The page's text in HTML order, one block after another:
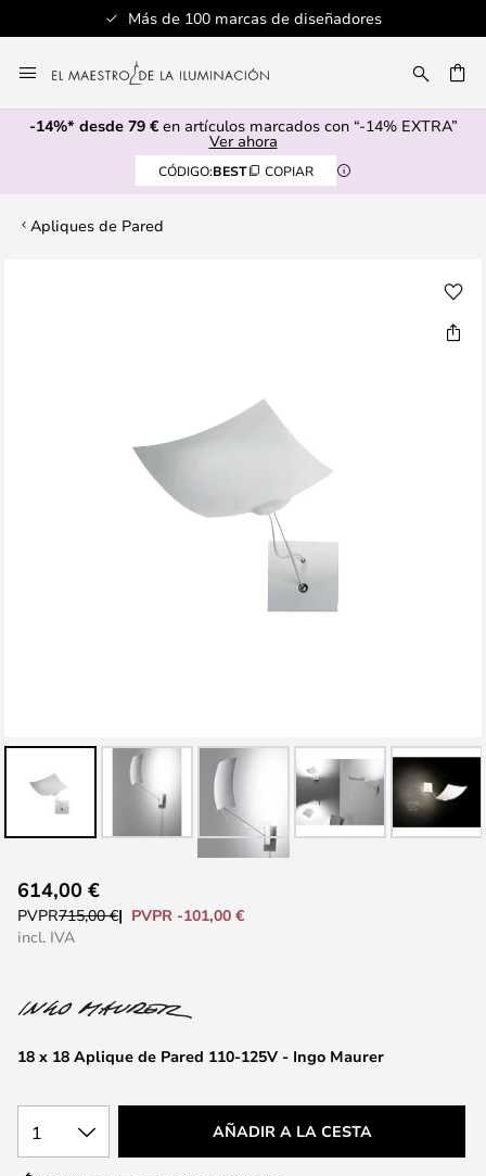
Más de 100 marcas de diseñadores
al
contenido
-14%* desde 79 €en artículos marcados con “-14% EXTRA”
Ver ahora
CÓDIGO:BEST COPIAR
Apliques de Pared
comienzo
galería
imágenes
18 x 18 Aplique de Pared 110-125V - Ingo Maurer
614,00 €
PVPR715,00 €
PVPR -101,00 €
incl. IVA
1 AÑADIR A LA CESTA